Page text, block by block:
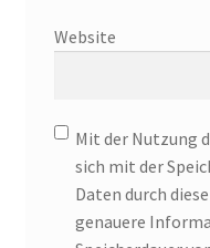
Website
Mit der Nutzung
sich mit der
Daten durch
genauere